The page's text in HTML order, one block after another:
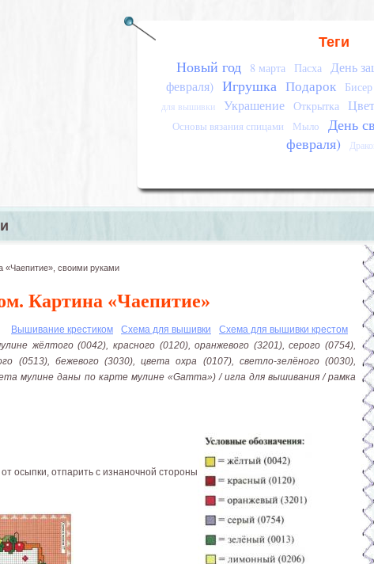
Теги
Новый год 8 марта Пасха День
февраля) Игрушка Подарок Бисер
для вышивки
Украшение Открытка
Основы вязания спицами
Мыло
День
февраля)
«Чаепитие», своими руками
Картина «Чаепитие»
Схема для вышивки Схема для вышивки крестом
Вышивание крестиком
жёлтого (0042), красного (0120), оранжевого (3201), серого (0754),
(0513), бежевого (3030), цвета охра (0107), светло-зелёного (0030),
мулине даны по карте мулине «Gamma») / игла для вышивания / рамка
осыпки, отпарить с изнаночной стороны